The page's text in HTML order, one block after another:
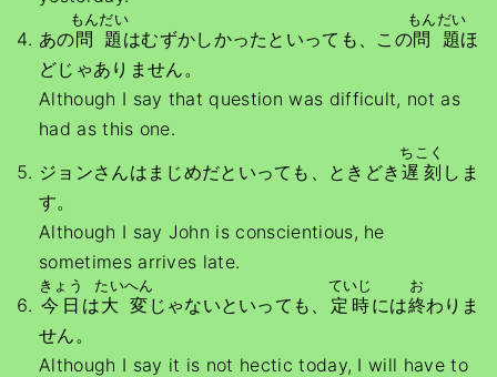
あの問題
もんだい
はむずかしかったといっても、この問題
もんだい
ほ
どじゃありません。
Although I say that question was difficult, not as
had as this one.
ジョンさんはまじめだといっても、ときどき 遅刻
ちこく
しま
す。
Although I say John is conscientious, he
sometimes arrives late.
今日
きょう
は大変
たいへん
じゃないといっても、 定時
ていじ
には終
お
わりま
せん。
Although I say it is not hectic today, I will have to